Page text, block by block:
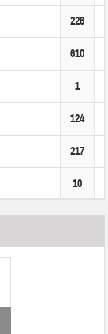
226
610
1
124
217
10